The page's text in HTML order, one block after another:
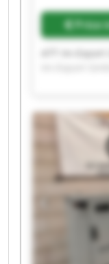
Price
ATT Im-
Export GmbH
Export GmbH
Export GmbH
Export
Export
Export
Export